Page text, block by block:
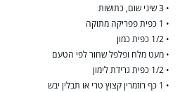
• 3 שיני שום, כתושות
• 1 כפית פפריקה מתוקה
• 1/2 כפית כמון
• מעט מלח ופלפל שחור לפי הטעם
• 1/2 כפית גרידת לימון
• 1 כף רוזמרין קצוץ טרי או תבלין יבש